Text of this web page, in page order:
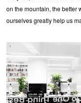
on the mountain, the better
ourselves greatly help us